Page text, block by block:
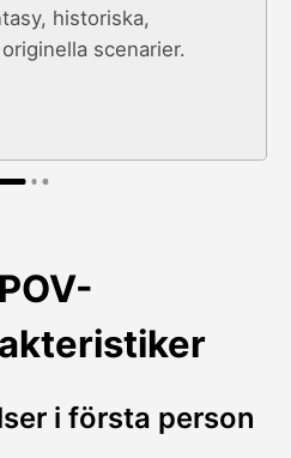
historiska,
scenarier.
i första person